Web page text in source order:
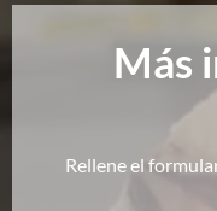
Más
Rellene el